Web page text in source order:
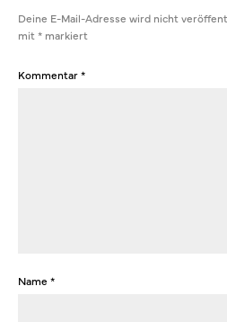
Deine E-Mail-Adresse wird nicht
mit * markiert
Kommentar*
Name *